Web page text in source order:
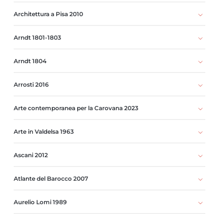
Architettura a Pisa 2010
Arndt 1801-1803
Arndt 1804
Arrosti 2016
Arte contemporanea per la Carovana 2023
Arte in Valdelsa 1963
Ascani 2012
Atlante del Barocco 2007
Aurelio Lomi 1989